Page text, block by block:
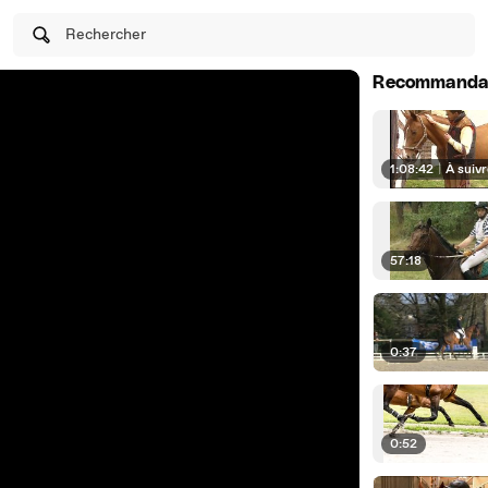
Rechercher
1:08:42 | À
57:18
0:37
0:52